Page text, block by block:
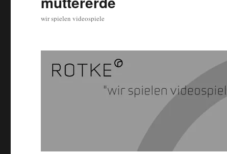
wir spielen videospiele